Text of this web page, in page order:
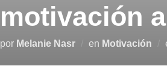
motivación
por Melanie Nasr en Motivación